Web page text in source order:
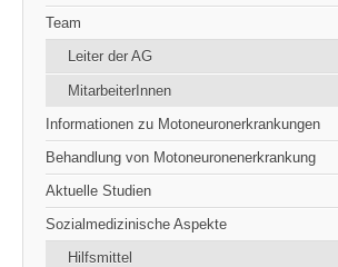
Team
Leiter der AG
MitarbeiterInnen
Informationen zu Motoneuronerkrankungen
Behandlung von Motoneuronenerkrankung
Aktuelle Studien
Sozialmedizinische Aspekte
Hilfsmittel